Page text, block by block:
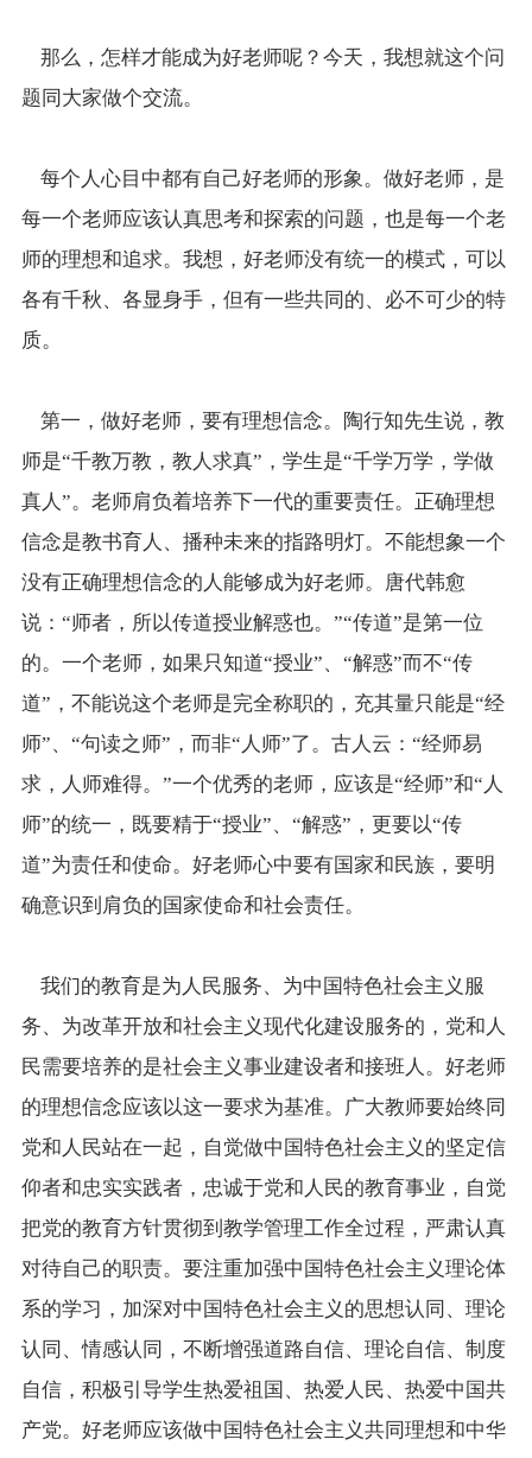
那么，怎样才能成为好老师呢？今天，我想就这个问
题同大家做个交流。
每个人心目中都有自己好老师的形象。做好老师，是
每一个老师应该认真思考和探索的问题，也是每一个老
师的理想和追求。我想，好老师没有统一的模式，可以
各有千秋、各显身手，但有一些共同的、必不可少的特
质。
第一，做好老师，要有理想信念。陶行知先生说，教
师是“千教万教，教人求真”，学生是“千学万学，学做
真人”。老师肩负着培养下一代的重要责任。正确理想
信念是教书育人、播种未来的指路明灯。不能想象一个
没有正确理想信念的人能够成为好老师。唐代韩愈
说：“师者，所以传道授业解惑也。”“传道”是第一位
的。一个老师，如果只知道“授业”、“解惑”而不“传
道”，不能说这个老师是完全称职的，充其量只能是“经
师”、“句读之师”，而非“人师”了。古人云：“经师易
求，人师难得。”一个优秀的老师，应该是“经师”和“人
师”的统一，既要精于“授业”、“解惑”，更要以“传
道”为责任和使命。好老师心中要有国家和民族，要明
确意识到肩负的国家使命和社会责任。
我们的教育是为人民服务、为中国特色社会主义服
务、为改革开放和社会主义现代化建设服务的，党和人
民需要培养的是社会主义事业建设者和接班人。好老师
的理想信念应该以这一要求为基准。广大教师要始终同
党和人民站在一起，自觉做中国特色社会主义的坚定信
仰者和忠实实践者，忠诚于党和人民的教育事业，自觉
把党的教育方针贯彻到教学管理工作全过程，严肃认真
对待自己的职责。要注重加强中国特色社会主义理论体
系的学习，加深对中国特色社会主义的思想认同、理论
认同、情感认同，不断增强道路自信、理论自信、制度
自信，积极引导学生热爱祖国、热爱人民、热爱中国共
产党。好老师应该做中国特色社会主义共同理想和中华